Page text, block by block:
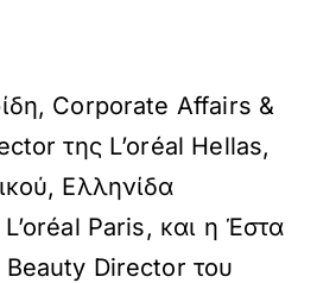
Corporate Affairs &
της L’oréal Hellas,
Ελληνίδα
Paris, και η Έστα
Director του